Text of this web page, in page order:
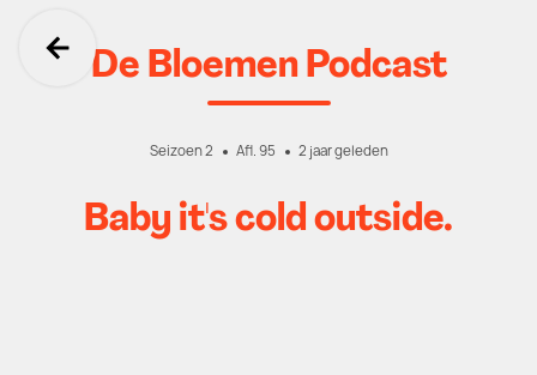
Ga terug
De Bloemen Podcast
Seizoen 2 Afl. 95 2 jaar geleden
Baby it's cold outside.